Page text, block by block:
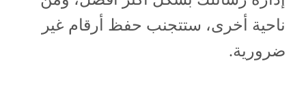
ناحية أخرى، ستتجنب حفظ أرقام غير
ضرورية.